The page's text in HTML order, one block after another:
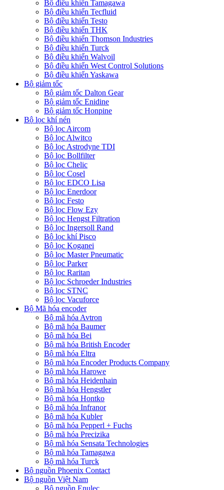
Bộ điều khiển Tamagawa
Bộ điều khiển Tecfluid
Bộ điều khiển Testo
Bộ điều khiển THK
Bộ điều khiển Thomson Industries
Bộ điều khiển Turck
Bộ điều khiển Walvoil
Bộ điều khiển West Control Solutions
Bộ điều khiển Yaskawa
Bộ giảm tốc
Bộ giảm tốc Dalton Gear
Bộ giảm tốc Enidine
Bộ giảm tốc Honpine
Bộ lọc khí nén
Bộ lọc Aircom
Bộ lọc Alwitco
Bộ lọc Astrodyne TDI
Bộ lọc Bollfilter
Bộ lọc Chelic
Bộ lọc Cosel
Bộ lọc EDCO Lisa
Bộ lọc Enerdoor
Bộ lọc Festo
Bộ lọc Flow Ezy
Bộ lọc Hengst Filtration
Bộ lọc Ingersoll Rand
Bộ lọc khí Pisco
Bộ lọc Koganei
Bộ lọc Master Pneumatic
Bộ lọc Parker
Bộ lọc Raritan
Bộ lọc Schroeder Industries
Bộ lọc STNC
Bộ lọc Vacuforce
Bộ Mã hóa encoder
Bộ mã hóa Avtron
Bộ mã hóa Baumer
Bộ mã hóa Bei
Bộ mã hóa British Encoder
Bộ mã hóa Eltra
Bộ mã hóa Encoder Products Company
Bộ mã hóa Harowe
Bộ mã hóa Heidenhain
Bộ mã hóa Hengstler
Bộ mã hóa Hontko
Bộ mã hóa Infranor
Bộ mã hóa Kubler
Bộ mã hóa Pepperl + Fuchs
Bộ mã hóa Precizika
Bộ mã hóa Sensata Technologies
Bộ mã hóa Tamagawa
Bộ mã hóa Turck
Bộ nguồn Phoenix Contact
Bộ nguồn Việt Nam